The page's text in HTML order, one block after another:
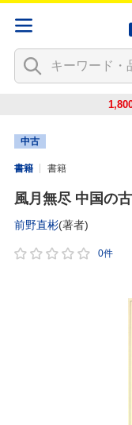
中古
書籍 書籍
風月無尽 中国の
前野直彬(著者)
0件